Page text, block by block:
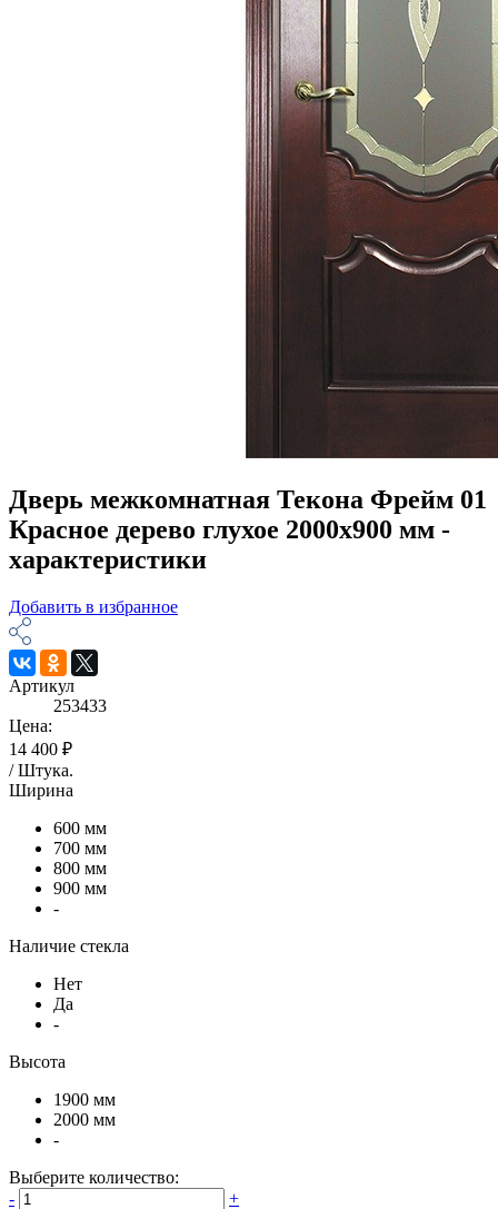
Дверь межкомнатная Текона Фрейм 01
Красное дерево глухое 2000х900 мм -
характеристики
Добавить в избранное
Артикул
253433
Цена:
14 400 ₽
/Штука.
Ширина
600 мм
700 мм
800 мм
900 мм
-
Наличие стекла
Нет
Да
-
Высота
1900 мм
2000 мм
-
Выберите количество:
-
+